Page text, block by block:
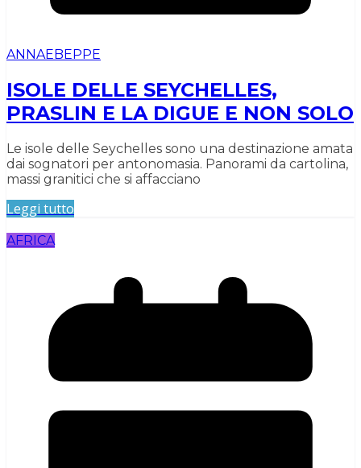
ANNAEBEPPE
ISOLE DELLE SEYCHELLES,
PRASLIN E LA DIGUE E NON SOLO
Le isole delle Seychelles sono una destinazione amata
dai sognatori per antonomasia. Panorami da cartolina,
massi granitici che si affacciano
Leggi tutto
AFRICA